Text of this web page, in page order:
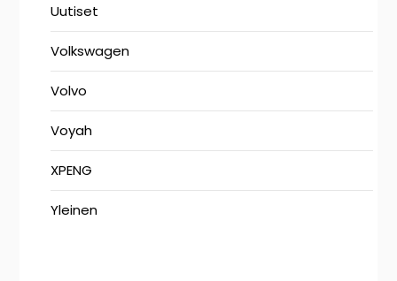
Uutiset
Volkswagen
Volvo
Voyah
XPENG
Yleinen